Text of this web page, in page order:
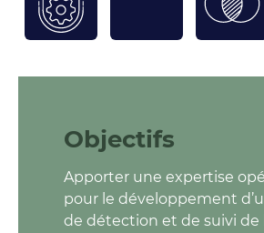
Objectifs
Apporter une expertise
pour le développement
de détection et de suivi de